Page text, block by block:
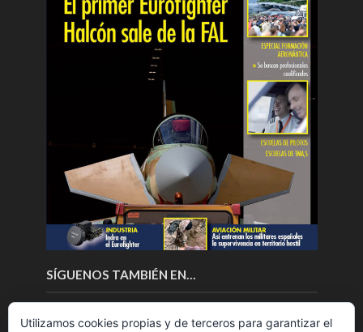
SÍGUENOS TAMBIÉN EN…
Utilizamos cookies propias y de terceros para garantizar el